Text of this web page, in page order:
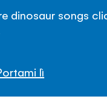
dinosaur songs
lì